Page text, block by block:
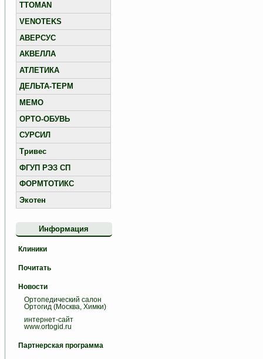
TTOMAN
VENOTEKS
АВЕРСУС
АКВЕЛЛА
АТЛЕТИКА
ДЕЛЬТА-ТЕРМ
МЕМО
ОРТО-ОБУВЬ
СУРСИЛ
Тривес
ФГУП РЭЗ СП
ФОРМТОТИКС
Экотен
Информация
Клиники
Почитать
Новости
Ортопедический салон
Ортогид (Москва, Химки)
интернет-сайт
www.ortogid.ru
Партнерская программа